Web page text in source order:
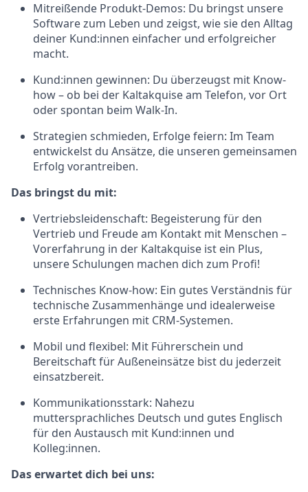
Mitreißende Produkt-Demos: Du bringst unsere
Software zum Leben und zeigst, wie sie den Alltag
deiner Kund:innen einfacher und erfolgreicher
macht.
Kund:innen gewinnen: Du überzeugst mit Know-
how – ob bei der Kaltakquise am Telefon, vor Ort
oder spontan beim Walk-In.
Strategien schmieden, Erfolge feiern: Im Team
entwickelst du Ansätze, die unseren gemeinsamen
Erfolg vorantreiben.
Das bringst du mit:
Vertriebsleidenschaft: Begeisterung für den
Vertrieb und Freude am Kontakt mit Menschen –
Vorerfahrung in der Kaltakquise ist ein Plus,
unsere Schulungen machen dich zum Profi!
Technisches Know-how: Ein gutes Verständnis für
technische Zusammenhänge und idealerweise
erste Erfahrungen mit CRM-Systemen.
Mobil und flexibel: Mit Führerschein und
Bereitschaft für Außeneinsätze bist du jederzeit
einsatzbereit.
Kommunikationsstark: Nahezu
muttersprachliches Deutsch und gutes Englisch
für den Austausch mit Kund:innen und
Kolleg:innen.
Das erwartet dich bei uns: